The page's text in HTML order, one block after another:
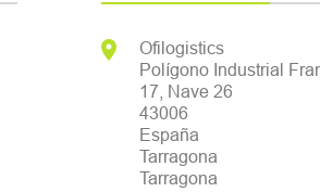

Ofilogistics
Polígono Industrial
17, Nave 26
43006
España
Tarragona
Tarragona